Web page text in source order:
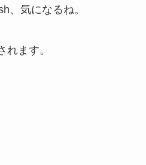
、気になるね。
れます。